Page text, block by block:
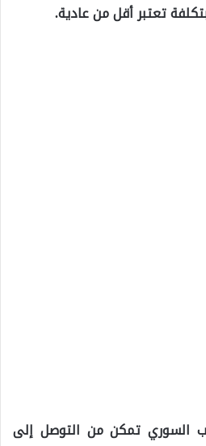
تعتبر أقل من عادية.
السوري تمكن من التوصل إلى